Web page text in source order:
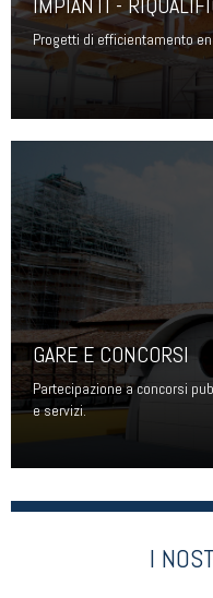
IMPIANTI -
Progetti di efficientamento
GARE E CONCORSI
Partecipazione a concorsi
e servizi.
I